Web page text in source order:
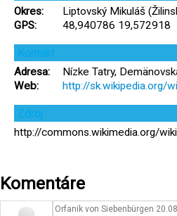
Okres:
Liptovský Mikuláš
GPS:
48,940786 19,572918
Kontakt
Adresa:
Nízke Tatry,
Web:
http://sk.wikipedia.org/
Zdroj
http://commons.wikimedia.org/
Komentáre
Orfanik von Siebenbürgen